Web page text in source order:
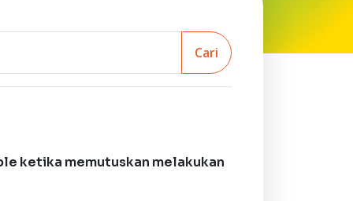
Cari
ketika memutuskan melakukan